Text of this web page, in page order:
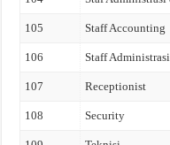
105 Staff Accounting
106 Staff Administrasi
107 Receptionist
108 Security